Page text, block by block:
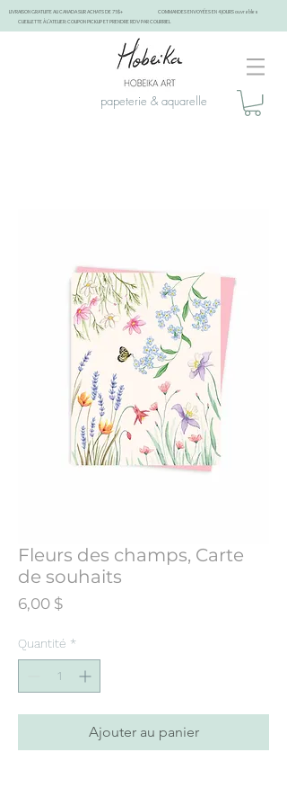
LIVRAISON GRATUITE AU CANADA SUR ACHATS DE 75$+
COMMANDES ENVOYÉES EN 4 JOURS ouvrables
CUEILLETTE À L'ATELIER: COUPON PICKUP ET PRENDRE RDV PAR COURRIEL
papeterie & aquarelle
Fleurs des champs, Carte
de souhaits
6,00 $Prix
Quantité *
Ajouter au panier